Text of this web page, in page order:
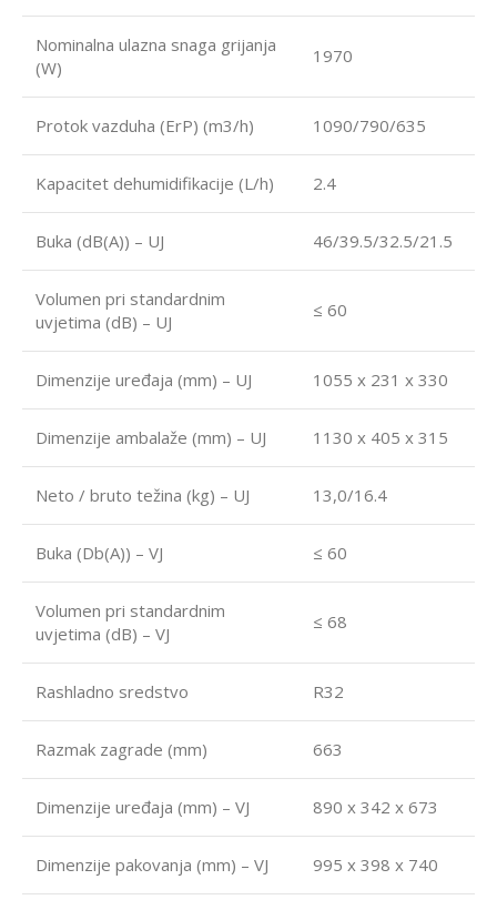
Nominalna ulazna snaga grijanja
(W)
1970
Protok vazduha (ErP) (m3/h) 1090/790/635
Kapacitet dehumidifikacije (L/h) 2.4
Buka (dB(A)) – UJ 46/39.5/32.5/21.5
Volumen pri standardnim
uvjetima (dB) – UJ
≤ 60
Dimenzije uređaja (mm) – UJ 1055 x 231 x 330
Dimenzije ambalaže (mm) – UJ 1130 x 405 x 315
Neto / bruto težina (kg) – UJ 13,0/16.4
Buka (Db(A)) – VJ ≤ 60
Volumen pri standardnim
uvjetima (dB) – VJ
≤ 68
Rashladno sredstvo R32
Razmak zagrade (mm) 663
Dimenzije uređaja (mm) – VJ 890 x 342 x 673
Dimenzije pakovanja (mm) – VJ 995 x 398 x 740